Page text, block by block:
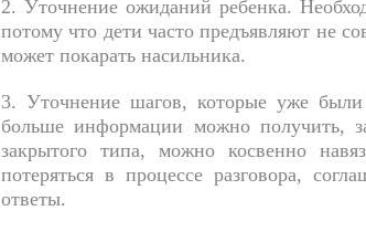
2. Уточнение ожиданий ребенка.
потому что дети часто предъявляют не
может покарать насильника.
3. Уточнение шагов, которые уже
больше информации можно получить,
закрытого типа, можно косвенно
потеряться в процессе разговора,
ответы.